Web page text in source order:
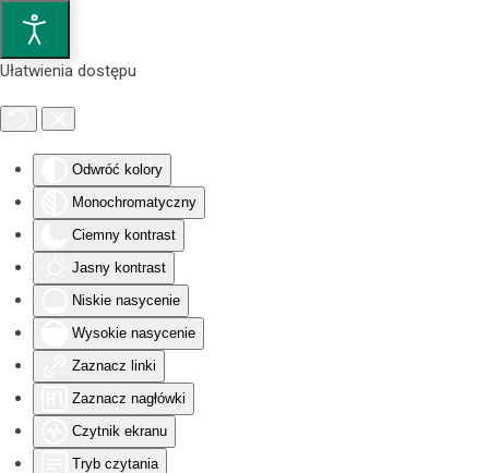
Ułatwienia dostępu
Odwróć kolory
Monochromatyczny
Ciemny kontrast
Jasny kontrast
Niskie nasycenie
Wysokie nasycenie
Zaznacz linki
Zaznacz nagłówki
Czytnik ekranu
Tryb czytania
Przejdź do głównej treści